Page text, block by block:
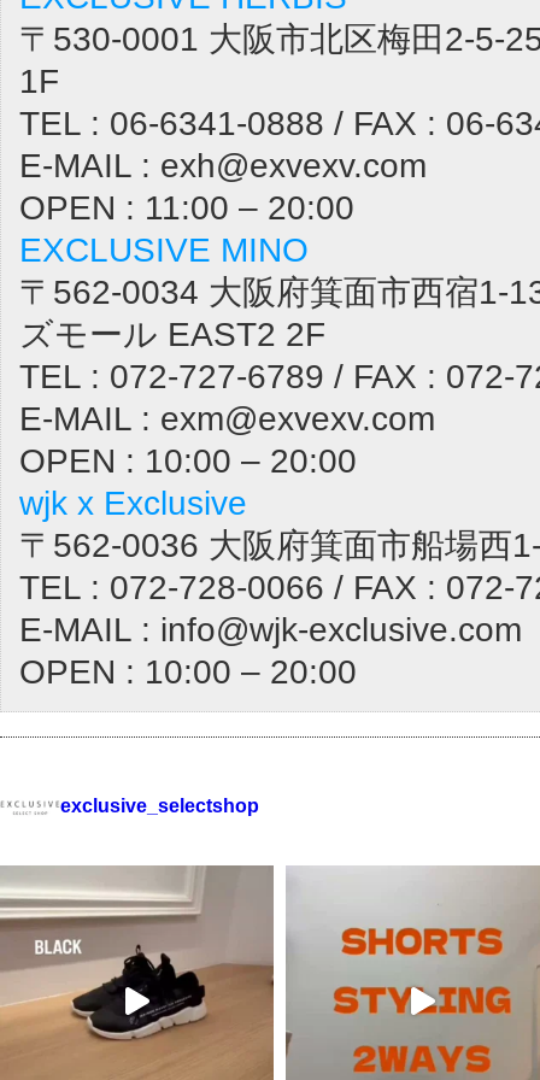
〒530-0001 大阪市北区梅田2-5-
1F
TEL : 06-6341-0888 / FAX : 06-
E-MAIL : exh@exvexv.com
OPEN : 11:00 – 20:00
EXCLUSIVE MINO
〒562-0034 大阪府箕面市西宿1-
ズモール EAST2 2F
TEL : 072-727-6789 / FAX : 072-
E-MAIL : exm@exvexv.com
OPEN : 10:00 – 20:00
wjk x Exclusive
〒562-0036 大阪府箕面市船場西
TEL : 072-728-0066 / FAX : 072-
E-MAIL : info@wjk-exclusive.com
OPEN : 10:00 – 20:00
exclusive_selectshop